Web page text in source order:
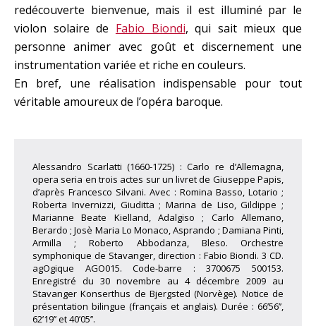
redécouverte bienvenue, mais il est illuminé par le
violon solaire de Fabio Biondi, qui sait mieux que
personne animer avec goût et discernement une
instrumentation variée et riche en couleurs.
En bref, une réalisation indispensable pour tout
véritable amoureux de l’opéra baroque.
Alessandro Scarlatti (1660-1725) : Carlo re d’Allemagna,
opera seria en trois actes sur un livret de Giuseppe Papis,
d’après Francesco Silvani. Avec : Romina Basso, Lotario ;
Roberta Invernizzi, Giuditta ; Marina de Liso, Gildippe ;
Marianne Beate Kielland, Adalgiso ; Carlo Allemano,
Berardo ; Josè Maria Lo Monaco, Asprando ; Damiana Pinti,
Armilla ; Roberto Abbodanza, Bleso. Orchestre
symphonique de Stavanger, direction : Fabio Biondi. 3 CD.
agOgique AGO015. Code-barre : 3700675 500153.
Enregistré du 30 novembre au 4 décembre 2009 au
Stavanger Konserthus de Bjergsted (Norvège). Notice de
présentation bilingue (français et anglais). Durée : 66’56’’,
62’19’’ et 40’05’’.